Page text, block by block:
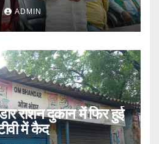
ADMIN
राशन दुकान में फिर हुई
में कैद